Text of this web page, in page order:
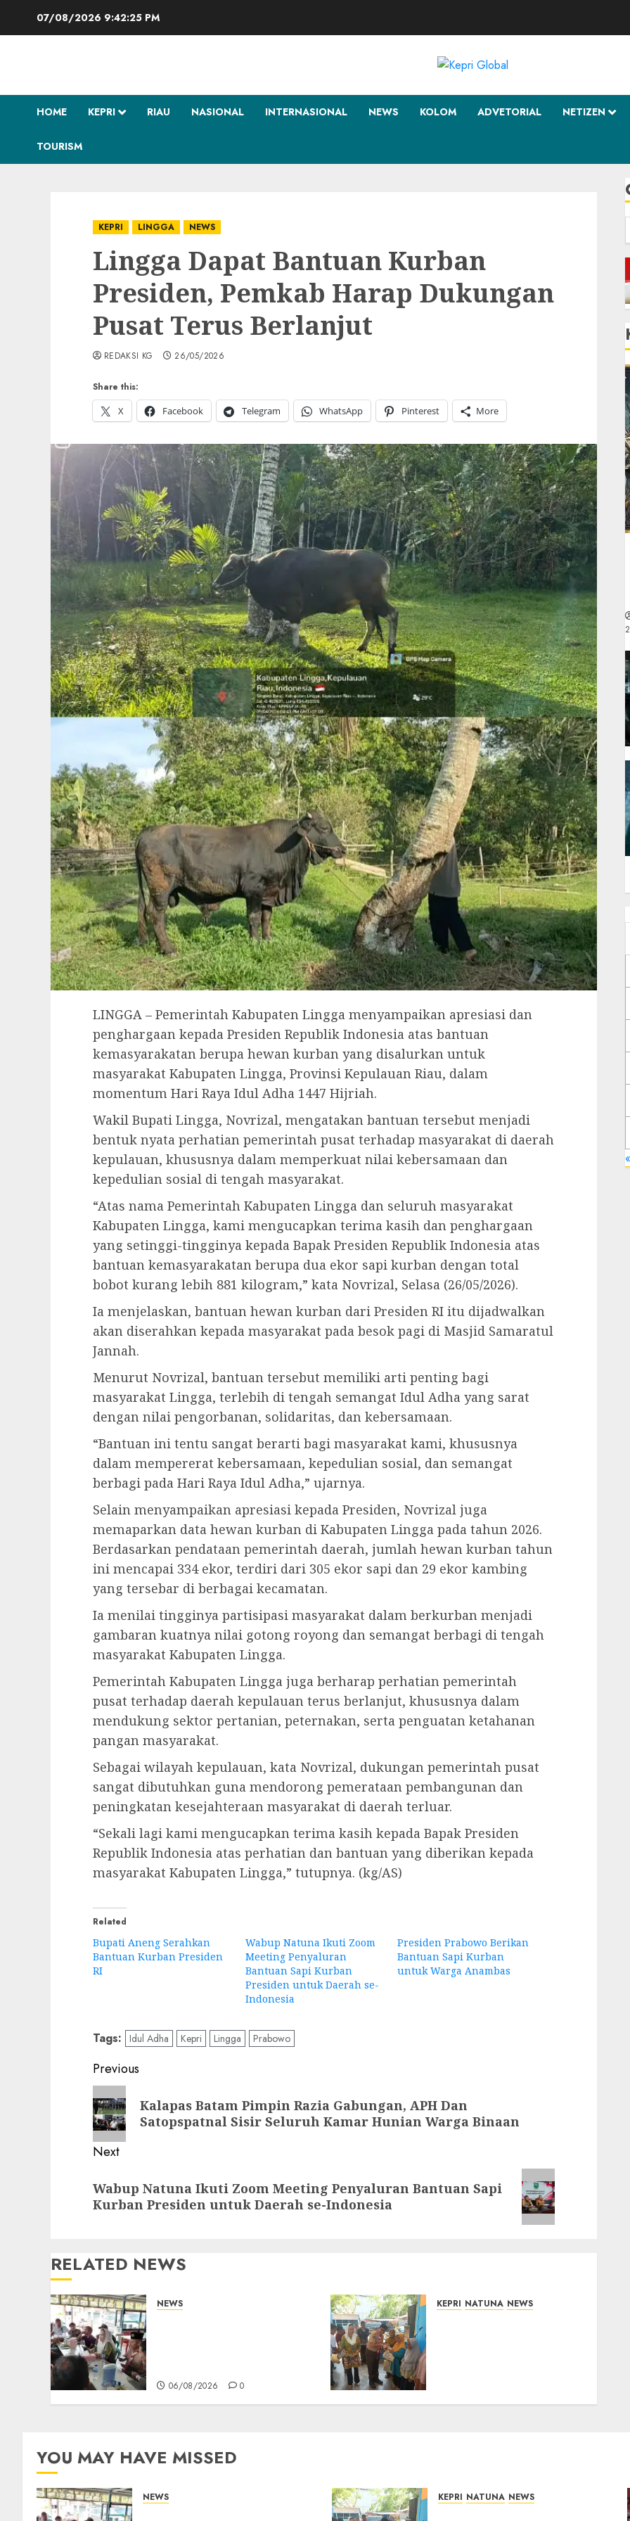
07/08/2026 9:42:26 PM
HOME KEPRI RIAU NASIONAL INTERNASIONAL NEWS KOLOM ADVETORIAL NETIZEN
TOURISM
KEPRI LINGGA NEWS
Lingga Dapat Bantuan Kurban
Presiden, Pemkab Harap Dukungan
Pusat Terus Berlanjut
Share this:
X
Facebook Telegram WhatsApp Pinterest More
REDAKSI KG 26/05/2026
LINGGA – Pemerintah Kabupaten Lingga menyampaikan apresiasi dan
penghargaan kepada Presiden Republik Indonesia atas bantuan
kemasyarakatan berupa hewan kurban yang disalurkan untuk
masyarakat Kabupaten Lingga, Provinsi Kepulauan Riau, dalam
momentum Hari Raya Idul Adha 1447 Hijriah.
Wakil Bupati Lingga, Novrizal, mengatakan bantuan tersebut menjadi
bentuk nyata perhatian pemerintah pusat terhadap masyarakat di daerah
kepulauan, khususnya dalam memperkuat nilai kebersamaan dan
kepedulian sosial di tengah masyarakat.
“Atas nama Pemerintah Kabupaten Lingga dan seluruh masyarakat
Kabupaten Lingga, kami mengucapkan terima kasih dan penghargaan
yang setinggi-tingginya kepada Bapak Presiden Republik Indonesia atas
bantuan kemasyarakatan berupa dua ekor sapi kurban dengan total
bobot kurang lebih 881 kilogram,” kata Novrizal, Selasa (26/05/2026).
Ia menjelaskan, bantuan hewan kurban dari Presiden RI itu dijadwalkan
akan diserahkan kepada masyarakat pada besok pagi di Masjid Samaratul
Jannah.
Menurut Novrizal, bantuan tersebut memiliki arti penting bagi
masyarakat Lingga, terlebih di tengah semangat Idul Adha yang sarat
dengan nilai pengorbanan, solidaritas, dan kebersamaan.
“Bantuan ini tentu sangat berarti bagi masyarakat kami, khususnya
dalam mempererat kebersamaan, kepedulian sosial, dan semangat
berbagi pada Hari Raya Idul Adha,” ujarnya.
Selain menyampaikan apresiasi kepada Presiden, Novrizal juga
memaparkan data hewan kurban di Kabupaten Lingga pada tahun 2026.
Berdasarkan pendataan pemerintah daerah, jumlah hewan kurban tahun
ini mencapai 334 ekor, terdiri dari 305 ekor sapi dan 29 ekor kambing
yang tersebar di berbagai kecamatan.
Ia menilai tingginya partisipasi masyarakat dalam berkurban menjadi
gambaran kuatnya nilai gotong royong dan semangat berbagi di tengah
masyarakat Kabupaten Lingga.
Pemerintah Kabupaten Lingga juga berharap perhatian pemerintah
pusat terhadap daerah kepulauan terus berlanjut, khususnya dalam
mendukung sektor pertanian, peternakan, serta penguatan ketahanan
pangan masyarakat.
Sebagai wilayah kepulauan, kata Novrizal, dukungan pemerintah pusat
sangat dibutuhkan guna mendorong pemerataan pembangunan dan
peningkatan kesejahteraan masyarakat di daerah terluar.
“Sekali lagi kami mengucapkan terima kasih kepada Bapak Presiden
Republik Indonesia atas perhatian dan bantuan yang diberikan kepada
masyarakat Kabupaten Lingga,” tutupnya. (kg/AS)
Related
Bupati Aneng Serahkan
Bantuan Kurban Presiden
RI
Wabup Natuna Ikuti Zoom
Meeting Penyaluran
Bantuan Sapi Kurban
Presiden untuk Daerah se-
Indonesia
Presiden Prabowo Berikan
Bantuan Sapi Kurban
untuk Warga Anambas
Tags: Idul Adha Kepri Lingga Prabowo
Post
navigation
Previous
Previous
post:
Kalapas Batam Pimpin Razia Gabungan, APH Dan
Satopspatnal Sisir Seluruh Kamar Hunian Warga Binaan
Next
post:
Wabup Natuna Ikuti Zoom Meeting Penyaluran Bantuan Sapi
Kurban Presiden untuk Daerah se-Indonesia
RELATED NEWS
NEWS
06/08/2026 0
KEPRI NATUNA NEWS
YOU MAY HAVE MISSED
NEWS KEPRI NATUNA NEWS